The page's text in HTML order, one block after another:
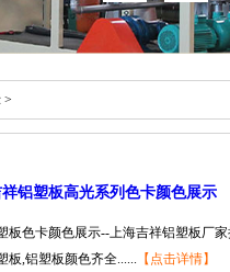
>
铝塑板高光系列色卡颜色展示
板色卡颜色展示--上海吉祥铝塑板厂
板,铝塑板颜色齐全...... 【点击详情】